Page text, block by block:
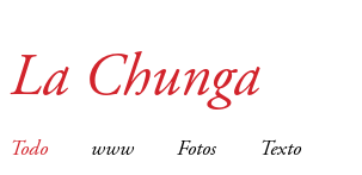
La Chunga
Todo www Fotos Texto